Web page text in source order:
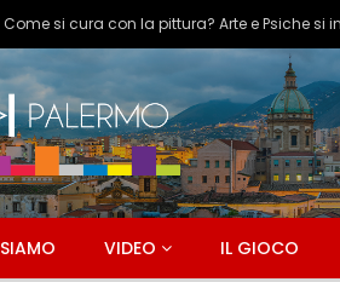
Ognissanti & Peccatori #5
VIDEO IL GIOCO